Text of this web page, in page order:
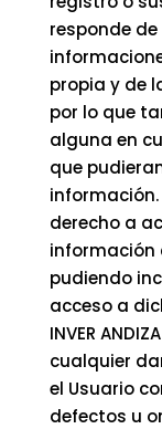
responde
propia y de
por lo que
alguna en
que
información.
derecho a
información
pudiendo
acceso a
INVER
cualquier
el Usuario
defectos u